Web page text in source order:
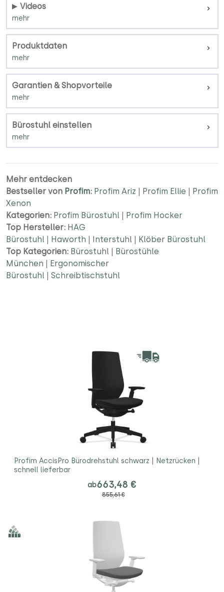
Videos
Produktdaten
Garantien & Shopvorteile
Bürostuhl einstellen
Mehr entdecken
Bestseller von Profim: Profim Ariz | Profim Ellie | Profim
Xenon
Kategorien: Profim Bürostuhl | Profim Hocker
Top Hersteller: HAG
Bürostuhl | Haworth | Interstuhl | Klöber Bürostuhl
Top Kategorien: Bürostuhl | Bürostühle
München | Ergonomischer
Bürostuhl | Schreibtischstuhl
Profim AccisPro Bürodrehstuhl schwarz | Netzrücken |
schnell lieferbar
ab663,48 €
855,61 €